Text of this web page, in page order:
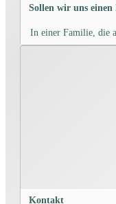
Sollen wir uns einen
In einer Familie, die
Kontakt